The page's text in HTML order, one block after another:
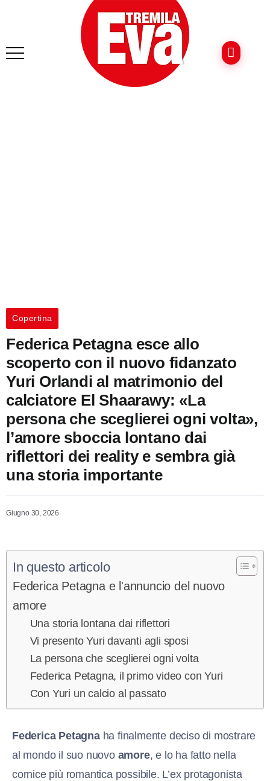
Copertina
Federica Petagna esce allo
scoperto con il nuovo fidanzato
Yuri Orlandi al matrimonio del
calciatore El Shaarawy: «La
persona che sceglierei ogni volta»,
l’amore sboccia lontano dai
riflettori dei reality e sembra già
una storia importante
Giugno 30, 2026
In questo articolo
Federica Petagna e l'annuncio del nuovo
amore
Una storia lontana dai riflettori
Vi presento Yuri davanti agli sposi
La persona che sceglierei ogni volta
Federica Petagna, il primo video con Yuri
Con Yuri un calcio al passato
Federica Petagnaha finalmente deciso di mostrare
al mondo il suo nuovo amore, e lo ha fatto nella
cornice più romantica possibile. L’ex protagonista